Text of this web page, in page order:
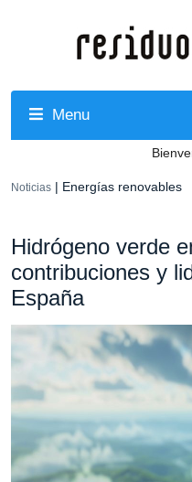
Menu
Noticias | Energías renovables
Hidrógeno verde
contribuciones y
España